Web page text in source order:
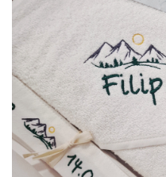
Botosei
Caciuli
Fulare si esarfe
Manusi
Saci de dormit bebe
Prosoape
Perii de par bebe